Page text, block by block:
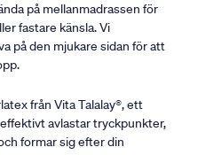
på mellanmadrassen för
fastare känsla. Vi
på den mjukare sidan för att
från Vita Talalay®, ett
avlastar tryckpunkter,
formar sig efter din